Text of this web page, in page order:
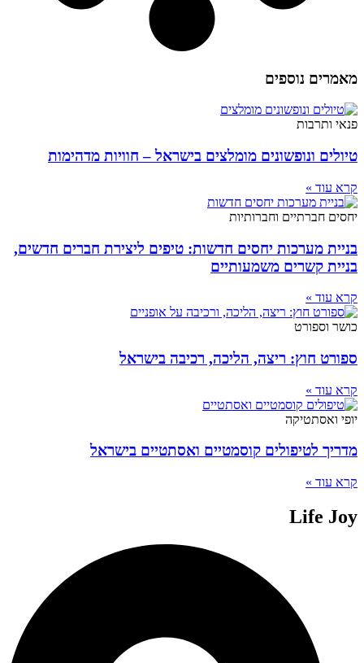
מאמרים נוספים
פנאי ותרבות
טיולים ונופשונים מומלצים בישראל – חוויות מדהימות
קרא עוד »
יחסים חברתיים וחברותיות
בניית מערכות יחסים חדשות: טיפים ליצירת חברים חדשים,
בניית קשרים משמעותיים
קרא עוד »
כושר וספורט
ספורט חוץ: ריצה, הליכה, רכיבה בישראל
קרא עוד »
יופי ואסתטיקה
מדריך לטיפולים קוסמטיים ואסתטיים בישראל
קרא עוד »
Life Joy